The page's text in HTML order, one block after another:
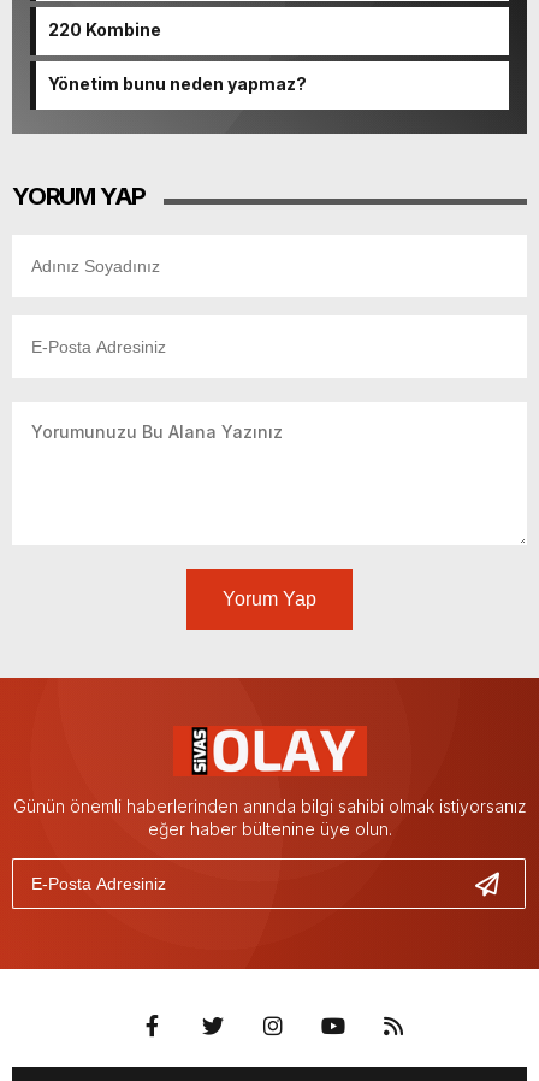
220 Kombine
Yönetim bunu neden yapmaz?
YORUM YAP
Yorum Yap
Günün önemli haberlerinden anında bilgi sahibi olmak istiyorsanız
eğer haber bültenine üye olun.